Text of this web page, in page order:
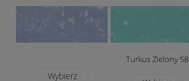
Wybierz
Turkus Zielony 58